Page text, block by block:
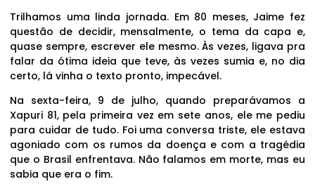
Trilhamos uma linda jornada. Em 80 meses, Jaime fez
questão de decidir, mensalmente, o tema da capa e,
quase sempre, escrever ele mesmo. Às vezes, ligava pra
falar da ótima ideia que teve, às vezes sumia e, no dia
certo, lá vinha o texto pronto, impecável.
Na sexta-feira, 9 de julho, quando preparávamos a
Xapuri 81, pela primeira vez em sete anos, ele me pediu
para cuidar de tudo. Foi uma conversa triste, ele estava
agoniado com os rumos da doença e com a tragédia
que o Brasil enfrentava. Não falamos em morte, mas eu
sabia que era o fim.